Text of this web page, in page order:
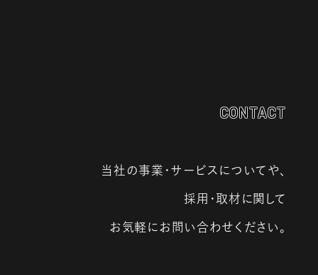
CONTACT
当社の事業・サービスについてや、
採用・取材に関して
お気軽にお問い合わせください。